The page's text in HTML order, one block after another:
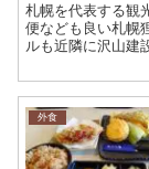
札幌を代表する観
便なども良い札幌
ルも近隣に沢山建
狸小路のアーケ
の...
外食